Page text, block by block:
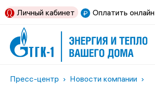
Оплатить онлайн
Личный кабинет
Пресс-центр Новости компании